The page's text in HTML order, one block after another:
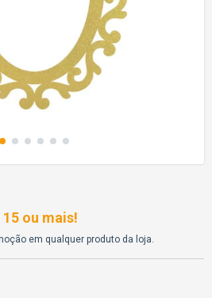
ou mais!
em qualquer produto da loja.